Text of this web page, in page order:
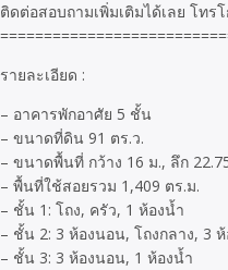
ติดต่อสอบถามเพิ่มเติมได้เลย โทร
รายละเอียด :
– อาคารพักอาศัย 5 ชั้น
– ขนาดที่ดิน 91 ตร.ว.
– ขนาดพื้นที่ กว้าง 16 ม., ลึก
– พื้นที่ใช้สอยรวม 1,409 ตร.ม.
– ชั้น 1: โถง, ครัว, 1 ห้องน้ำ
– ชั้น 2: 3 ห้องนอน, โถงกลาง, 3
– ชั้น 3: 3 ห้องนอน, 1 ห้องน้ำ